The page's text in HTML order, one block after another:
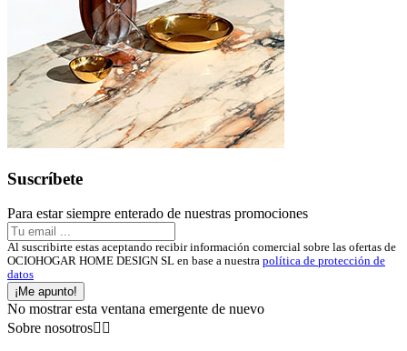
Suscríbete
Para estar siempre enterado de nuestras promociones
Al suscribirte estas aceptando recibir información comercial sobre las ofertas de
OCIOHOGAR HOME DESIGN SL en base a nuestra política de protección de
datos
¡Me apunto!
No mostrar esta ventana emergente de nuevo
Sobre nosotros 